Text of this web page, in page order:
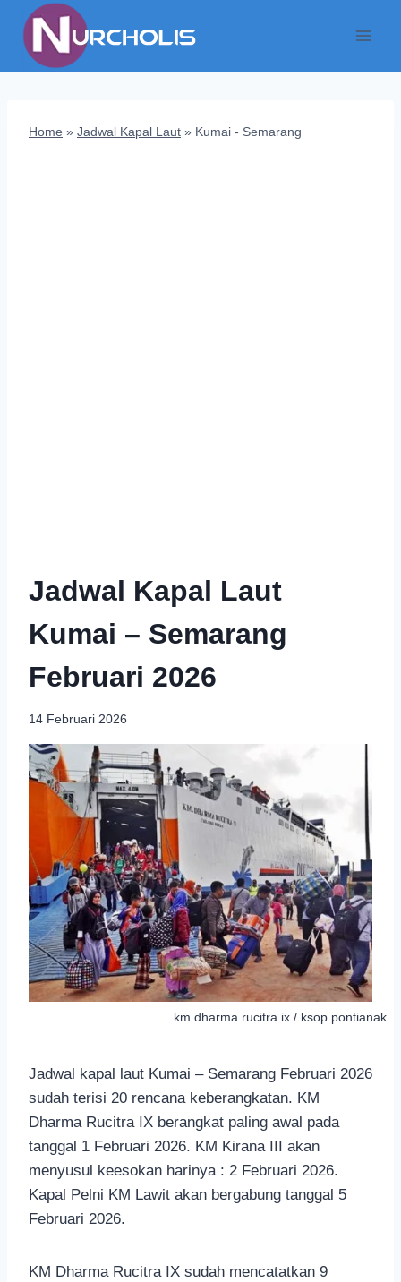
content
Home » Jadwal Kapal Laut » Kumai - Semarang
Jadwal Kapal Laut
Kumai – Semarang
Februari 2026
14 Februari 2026
km dharma rucitra ix / ksop pontianak
Jadwal kapal laut Kumai – Semarang Februari 2026
sudah terisi 20 rencana keberangkatan. KM
Dharma Rucitra IX berangkat paling awal pada
tanggal 1 Februari 2026. KM Kirana III akan
menyusul keesokan harinya : 2 Februari 2026.
Kapal Pelni KM Lawit akan bergabung tanggal 5
Februari 2026.
KM Dharma Rucitra IX sudah mencatatkan 9